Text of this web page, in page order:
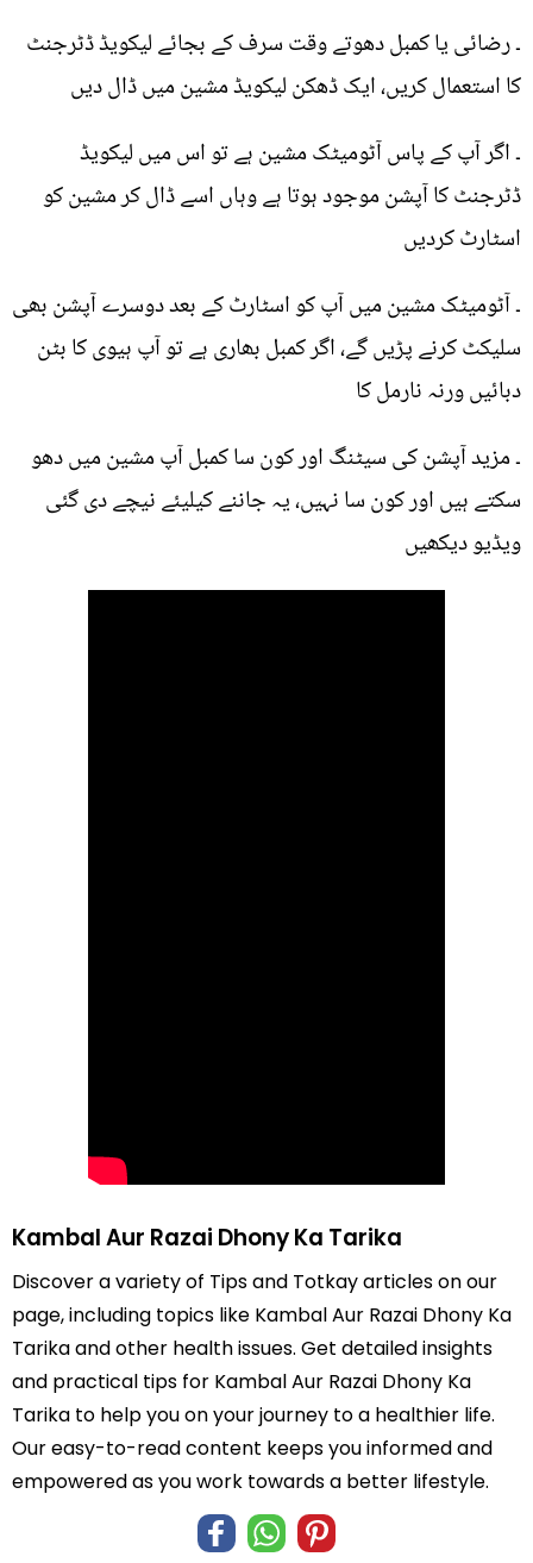
۔ رضائی یا کمبل دھوتے وقت سرف کے بجائے لیکویڈ ڈٹرجنٹ
کا استعمال کریں، ایک ڈھکن لیکویڈ مشین میں ڈال دیں
۔ اگر آپ کے پاس آٹومیٹک مشین ہے تو اس میں لیکویڈ
ڈٹرجنٹ کا آپشن موجود ہوتا ہے وہاں اسے ڈال کر مشین کو
اسٹارٹ کردیں
۔ آٹومیٹک مشین میں آپ کو اسٹارٹ کے بعد دوسرے آپشن بھی
سلیکٹ کرنے پڑیں گے، اگر کمبل بھاری ہے تو آپ ہیوی کا بٹن
دبائیں ورنہ نارمل کا
۔ مزید آپشن کی سیٹنگ اور کون سا کمبل آپ مشین میں دھو
سکتے ہیں اور کون سا نہیں، یہ جاننے کیلیئے نیچے دی گئی
ویڈیو دیکھیں
Kambal Aur Razai Dhony Ka Tarika
Discover a variety of Tips and Totkay articles on our
page, including topics like Kambal Aur Razai Dhony Ka
Tarika and other health issues. Get detailed insights
and practical tips for Kambal Aur Razai Dhony Ka
Tarika to help you on your journey to a healthier life.
Our easy-to-read content keeps you informed and
empowered as you work towards a better lifestyle.